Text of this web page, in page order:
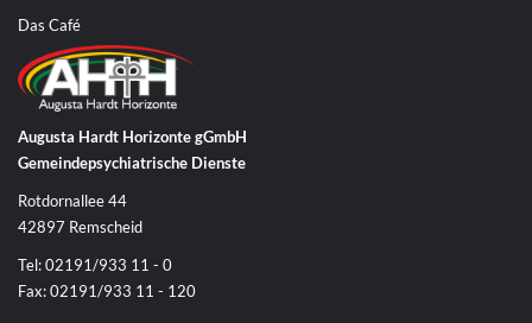
Das Café
Augusta Hardt Horizonte gGmbH
Gemeindepsychiatrische Dienste
Rotdornallee 44
42897 Remscheid
Tel: 02191/933 11 - 0
Fax: 02191/933 11 - 120